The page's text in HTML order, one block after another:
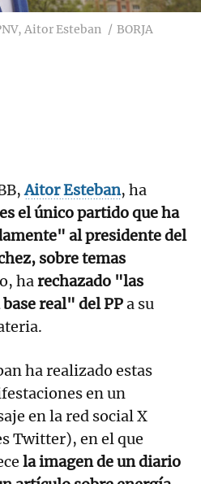
Aitor Esteban
BORJA
Aitor Esteban, ha
el único partido que ha
al presidente del
sobre temas
harechazado "las
real" del PPa su
ha realizado estas
en un
en la red social X
Twitter), en el que
la imagen de un diario